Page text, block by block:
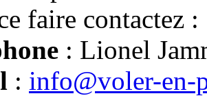
faire contactez :
: Lionel
: info@voler-en-